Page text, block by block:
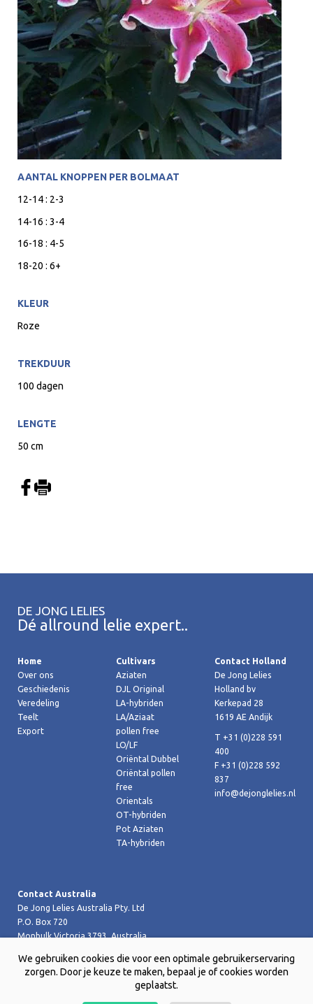
AANTAL KNOPPEN PER BOLMAAT
12-14 : 2-3
14-16 : 3-4
16-18 : 4-5
18-20 : 6+
KLEUR
Roze
TREKDUUR
100 dagen
LENGTE
50 cm
DE JONG LELIES
Dé allround lelie expert..
Home
Over ons
Geschiedenis
Veredeling
Teelt
Export
Cultivars
Aziaten
DJL Original
LA-hybriden
LA/Aziaat
pollen free
LO/LF
Oriëntal Dubbel
Oriëntal pollen
free
Orientals
OT-hybriden
Pot Aziaten
TA-hybriden
Contact Holland
De Jong Lelies
Holland bv
Kerkepad 28
1619 AE Andijk
T +31 (0)228 591
400
F +31 (0)228 592
837
info@dejonglelies.nl
Contact Australia
De Jong Lelies Australia Pty. Ltd
P.O. Box 720
Monbulk Victoria 3793, Australia
T +61 (0)359 619 188
F +61 (0)359 619 199 joost@dejongleliesaustralia.com.au
We gebruiken cookies die voor een optimale gebruikerservaring
zorgen. Door je keuze te maken, bepaal je of cookies worden
geplaatst.